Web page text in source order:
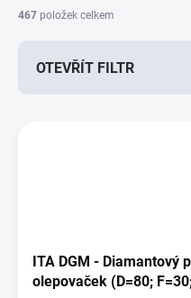
í467 položek celkem
OTEVŘÍT FILTR
ITA DGM - Diamantový
olepovaček (D=80;